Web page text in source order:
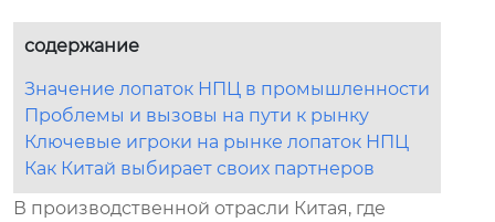
содержание
Значение лопаток НПЦ в промышленности
Проблемы и вызовы на пути к рынку
Ключевые игроки на рынке лопаток НПЦ
Как Китай выбирает своих партнеров
В производственной отрасли Китая, где